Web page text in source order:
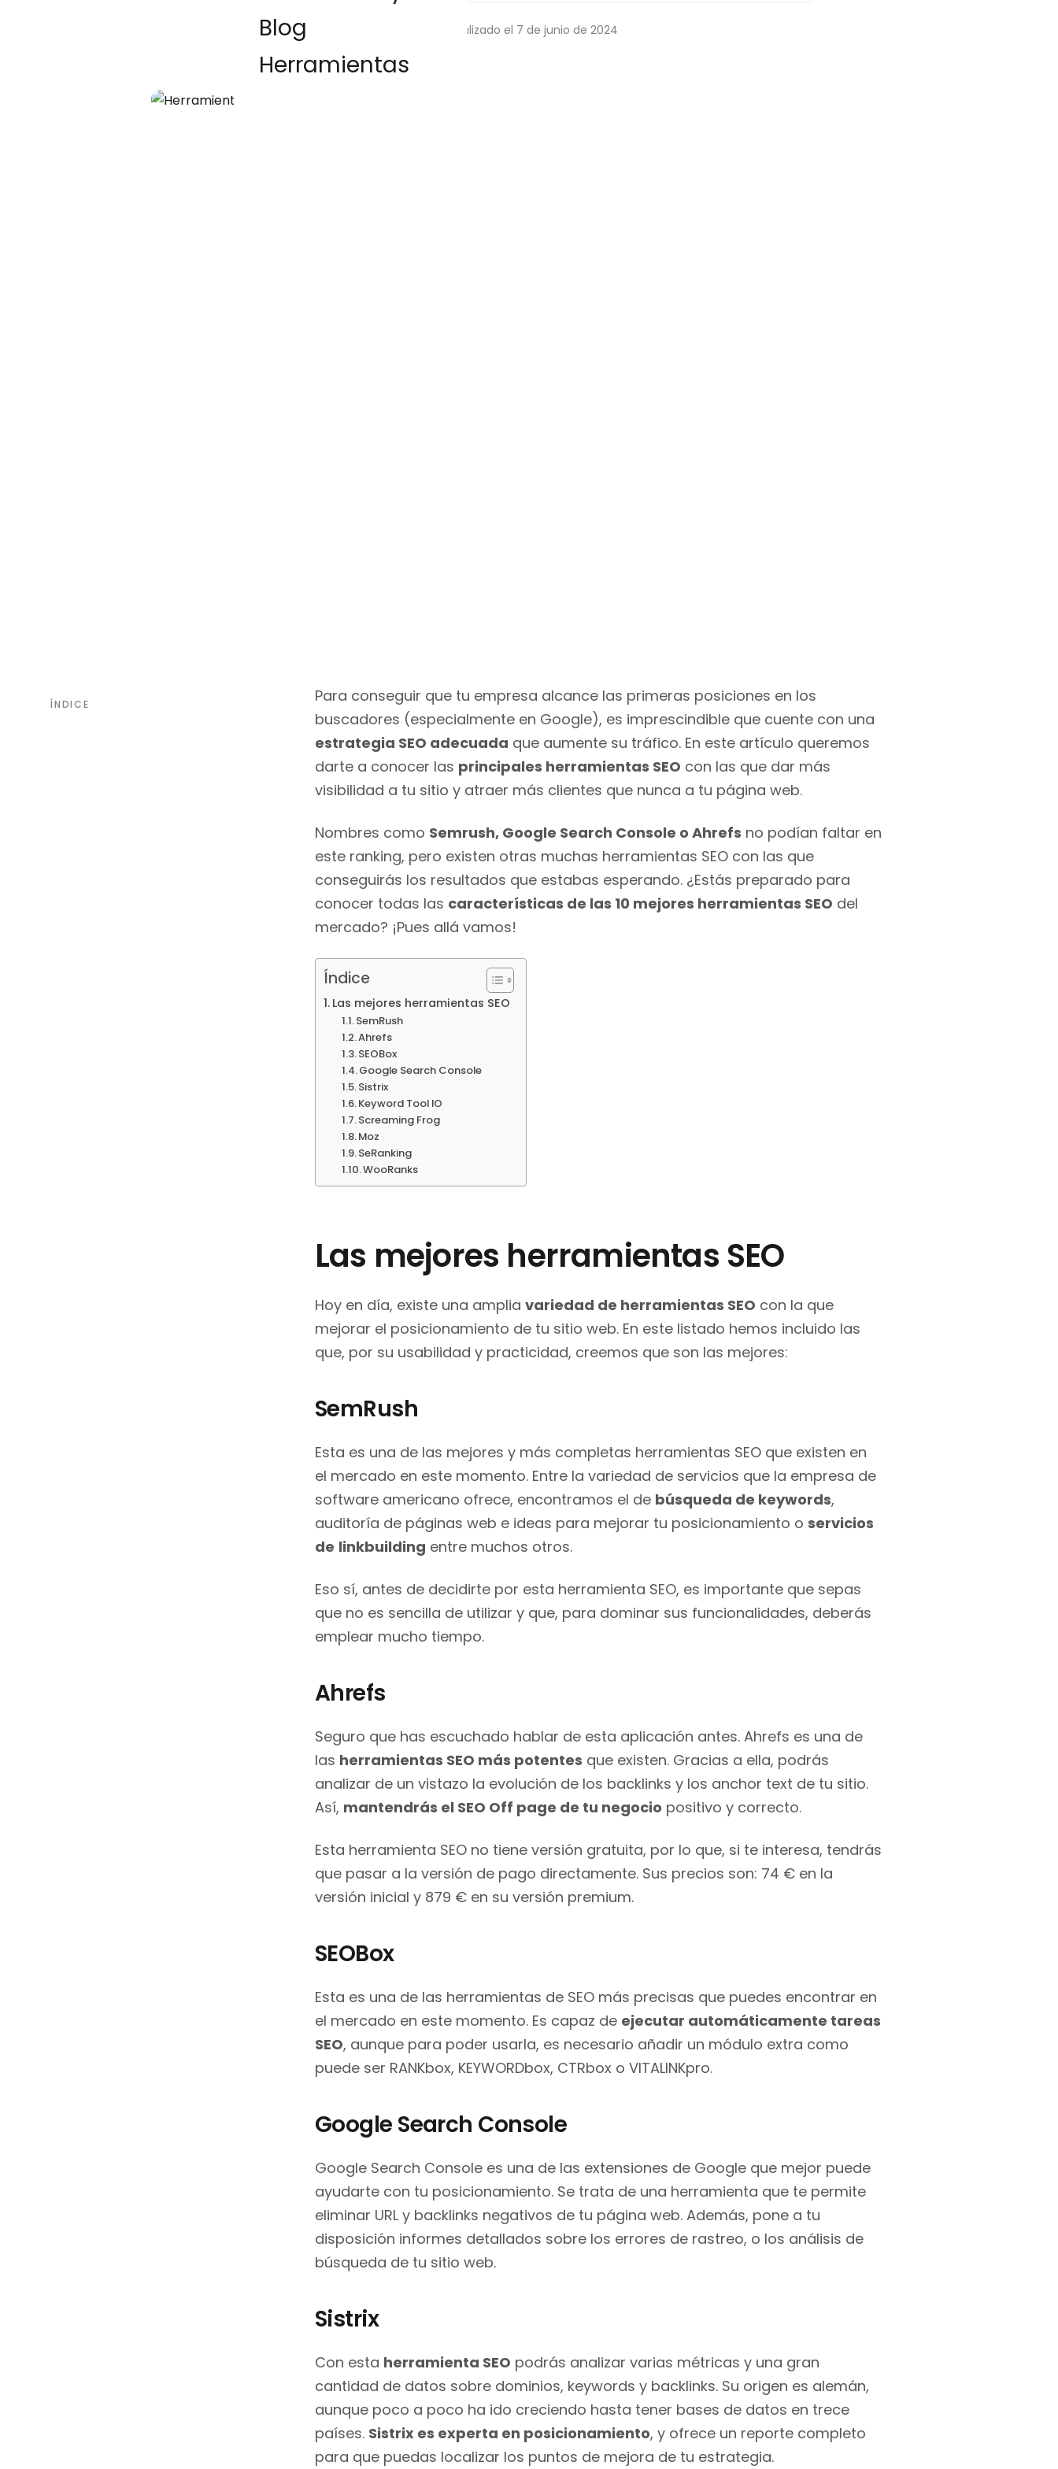
Blog
Herramientas
Eduardo Garolera Actualizado el 7 de junio de 2024
ÍNDICE
Para conseguir que tu empresa alcance las primeras posiciones en los
buscadores (especialmente en Google), es imprescindible que cuente con una
estrategia SEO adecuada que aumente su tráfico. En este artículo queremos
darte a conocer las principales herramientas SEO con las que dar más
visibilidad a tu sitio y atraer más clientes que nunca a tu página web.
Nombres como Semrush, Google Search Console o Ahrefs no podían faltar en
este ranking, pero existen otras muchas herramientas SEO con las que
conseguirás los resultados que estabas esperando. ¿Estás preparado para
conocer todas las características de las 10 mejores herramientas SEO del
mercado? ¡Pues allá vamos!
Índice
Las mejores herramientas SEO
SemRush
Ahrefs
SEOBox
Google Search Console
Sistrix
Keyword Tool IO
Screaming Frog
Moz
SeRanking
WooRanks
Las mejores herramientas SEO
Hoy en día, existe una amplia variedad de herramientas SEO con la que
mejorar el posicionamiento de tu sitio web. En este listado hemos incluido las
que, por su usabilidad y practicidad, creemos que son las mejores:
SemRush
Esta es una de las mejores y más completas herramientas SEO que existen en
el mercado en este momento. Entre la variedad de servicios que la empresa de
software americano ofrece, encontramos el de búsqueda de keywords,
auditoría de páginas web e ideas para mejorar tu posicionamiento o servicios
de linkbuilding entre muchos otros.
Eso sí, antes de decidirte por esta herramienta SEO, es importante que sepas
que no es sencilla de utilizar y que, para dominar sus funcionalidades, deberás
emplear mucho tiempo.
Ahrefs
Seguro que has escuchado hablar de esta aplicación antes. Ahrefs es una de
las herramientas SEO más potentes que existen. Gracias a ella, podrás
analizar de un vistazo la evolución de los backlinks y los anchor text de tu sitio.
Así, mantendrás el SEO Off page de tu negocio positivo y correcto.
Esta herramienta SEO no tiene versión gratuita, por lo que, si te interesa, tendrás
que pasar a la versión de pago directamente. Sus precios son: 74 € en la
versión inicial y 879 € en su versión premium.
SEOBox
Esta es una de las herramientas de SEO más precisas que puedes encontrar en
el mercado en este momento. Es capaz de ejecutar automáticamente tareas
SEO, aunque para poder usarla, es necesario añadir un módulo extra como
puede ser RANKbox, KEYWORDbox, CTRbox o VITALINKpro.
Google Search Console
Google Search Console es una de las extensiones de Google que mejor puede
ayudarte con tu posicionamiento. Se trata de una herramienta que te permite
eliminar URL y backlinks negativos de tu página web. Además, pone a tu
disposición informes detallados sobre los errores de rastreo, o los análisis de
búsqueda de tu sitio web.
Sistrix
Con esta herramienta SEO podrás analizar varias métricas y una gran
cantidad de datos sobre dominios, keywords y backlinks. Su origen es alemán,
aunque poco a poco ha ido creciendo hasta tener bases de datos en trece
países. Sistrix es experta en posicionamiento, y ofrece un reporte completo
para que puedas localizar los puntos de mejora de tu estrategia.